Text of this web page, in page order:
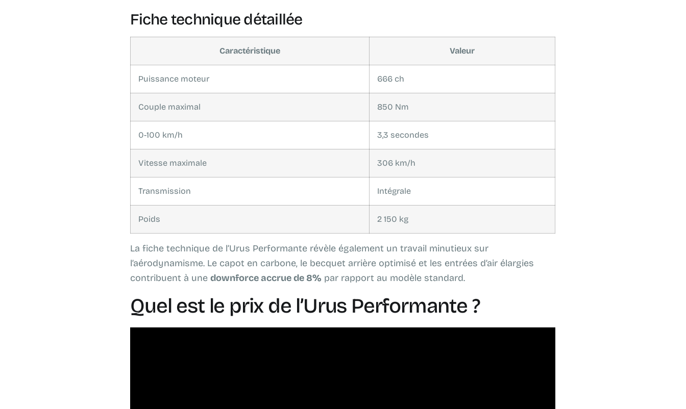
Fiche technique détaillée
Caractéristique Valeur
Puissance moteur 666 ch
Couple maximal 850 Nm
0-100 km/h 3,3 secondes
Vitesse maximale 306 km/h
Transmission Intégrale
Poids 2 150 kg
La fiche technique de l’Urus Performante révèle également un travail minutieux sur
l’aérodynamisme. Le capot en carbone, le becquet arrière optimisé et les entrées d’air élargies
contribuent à unedownforce accrue de 8% par rapport au modèle standard.
Quel est le prix de l’Urus Performante ?